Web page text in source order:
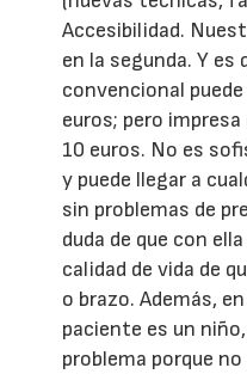
Accesibilidad.
en la segunda. Y es
convencional
euros; pero
10 euros. No es
y puede llegar a
sin problemas de
duda de que con
calidad de vida de
o brazo. Además,
paciente es un
problema porque